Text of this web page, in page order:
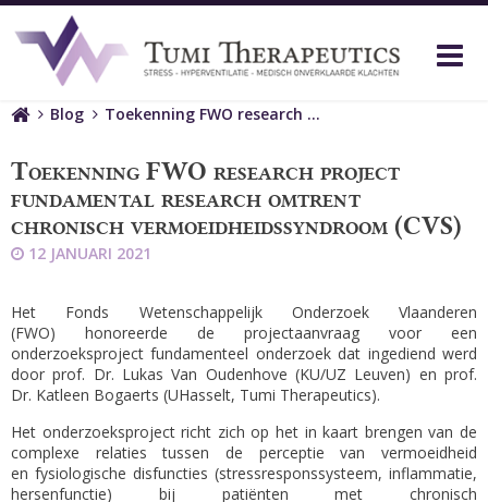
Home
Blog Toekenning FWO research …
Toekenning FWO research project
fundamental research omtrent
chronisch vermoeidheidssyndroom (CVS)
12 JANUARI 2021
Het Fonds Wetenschappelijk Onderzoek Vlaanderen
(FWO) honoreerde de projectaanvraag voor een
onderzoeksproject fundamenteel onderzoek dat ingediend werd
door prof. Dr. Lukas Van Oudenhove (KU/UZ Leuven) en prof.
Dr. Katleen Bogaerts (UHasselt, Tumi Therapeutics).
Het onderzoeksprojectricht zich op het in kaart brengen van de
complexe relaties tussen de perceptie van vermoeidheid
en fysiologische disfuncties (stressresponssysteem, inflammatie,
hersenfunctie) bij patiënten met chronisch